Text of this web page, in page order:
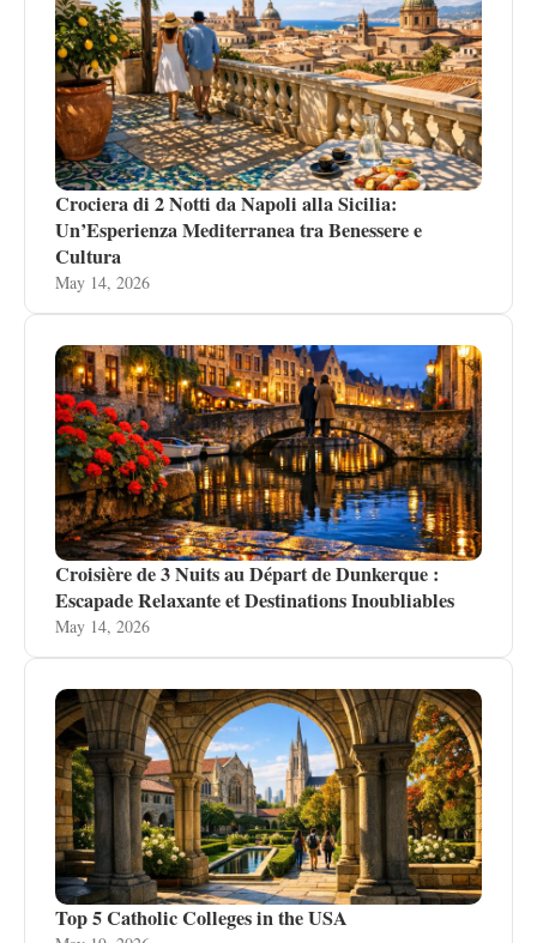
Crociera di 2 Notti da Napoli alla Sicilia:
Un’Esperienza Mediterranea tra Benessere e
Cultura
May 14, 2026
Croisière de 3 Nuits au Départ de Dunkerque :
Escapade Relaxante et Destinations Inoubliables
May 14, 2026
Top 5 Catholic Colleges in the USA